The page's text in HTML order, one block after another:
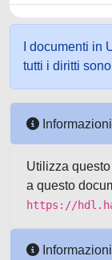
I documenti in
tutti i diritti
Informazioni
Utilizza
a questo
https://
Informazioni